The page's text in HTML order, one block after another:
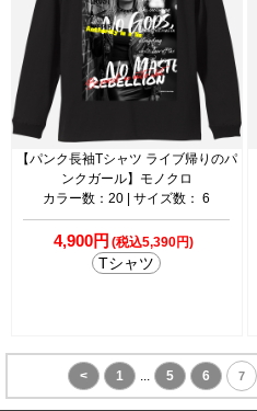
【パンク長袖Tシャツ ライブ帰りのパ
ンクガール】モノクロ
カラー数：20 | サイズ数： 6
4,900円 (税込5,390円)
Tシャツ
< 1 ... 5 6 7